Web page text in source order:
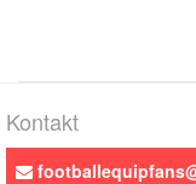
Kontakt